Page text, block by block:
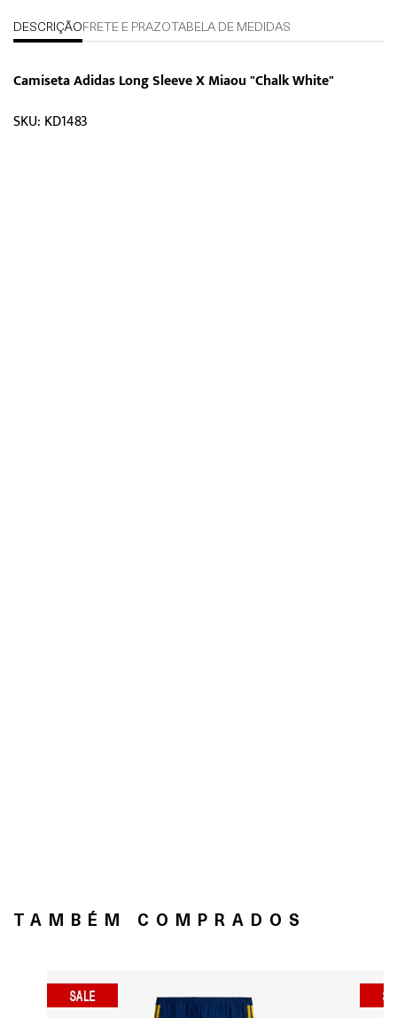
DESCRIÇÃO FRETE E PRAZOTABELA DE MEDIDAS
Camiseta Adidas Long Sleeve X Miaou "Chalk White"
SKU: KD1483
TAMBÉM COMPRADOS